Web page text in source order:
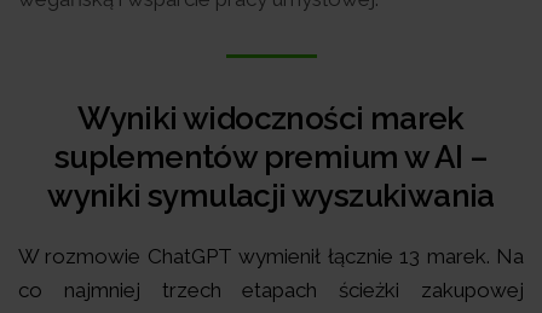
Wyniki widoczności marek
suplementów premium w AI –
wyniki symulacji wyszukiwania
W rozmowie ChatGPT wymienił łącznie 13 marek. Na
co najmniej trzech etapach ścieżki zakupowej